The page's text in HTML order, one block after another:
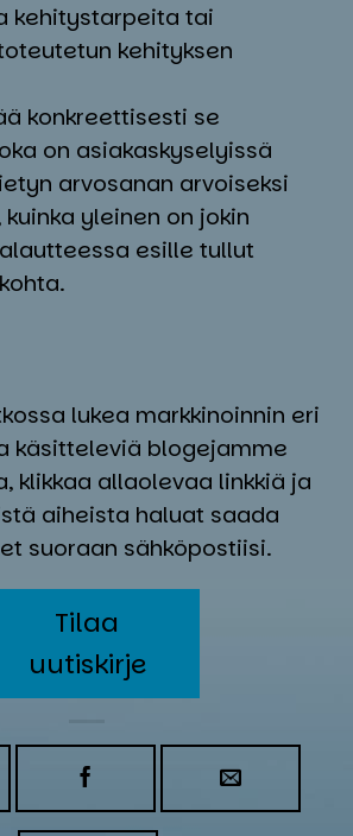
kehitystarpeita tai
kehityksen
konkreettisesti se
on asiakaskyselyissä
arvosanan arvoiseksi
yleinen on jokin
esille tullut
lukea markkinoinnin eri
käsitteleviä blogejamme
klikkaa allaolevaa linkkiä ja
aiheista haluat saada
suoraan sähköpostiisi.
Tilaa
uutiskirje